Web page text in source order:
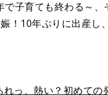
子育ても終わる～
！10年ぶりに出産し
っ、熱い？初めての